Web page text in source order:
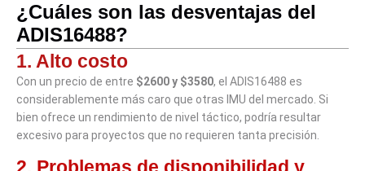
¿Cuáles son las desventajas del
ADIS16488?
1. Alto costo
Con un precio de entre $2600 y $3580, el ADIS16488 es
considerablemente más caro que otras IMU del mercado. Si
bien ofrece un rendimiento de nivel táctico, podría resultar
excesivo para proyectos que no requieren tanta precisión.
2. Problemas de disponibilidad y